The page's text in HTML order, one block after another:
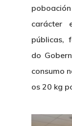
carácter
públicas,
do
consumo
os 20 kg